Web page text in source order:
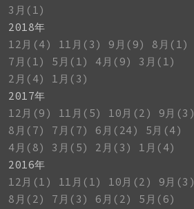
3月(1)
2018年
12月(4)
11月(3) 9月(9)
8月(1)
7月(1)
5月(1) 4月(9)
3月(1)
2月(4)
1月(3)
2017年
12月(9)
11月(5) 10月(2)
9月(3)
8月(7)
7月(7) 6月(24)
5月(4)
4月(8)
3月(5) 2月(3)
1月(4)
2016年
12月(1)
11月(1) 10月(2)
9月(3)
8月(2)
7月(3) 6月(2)
5月(6)